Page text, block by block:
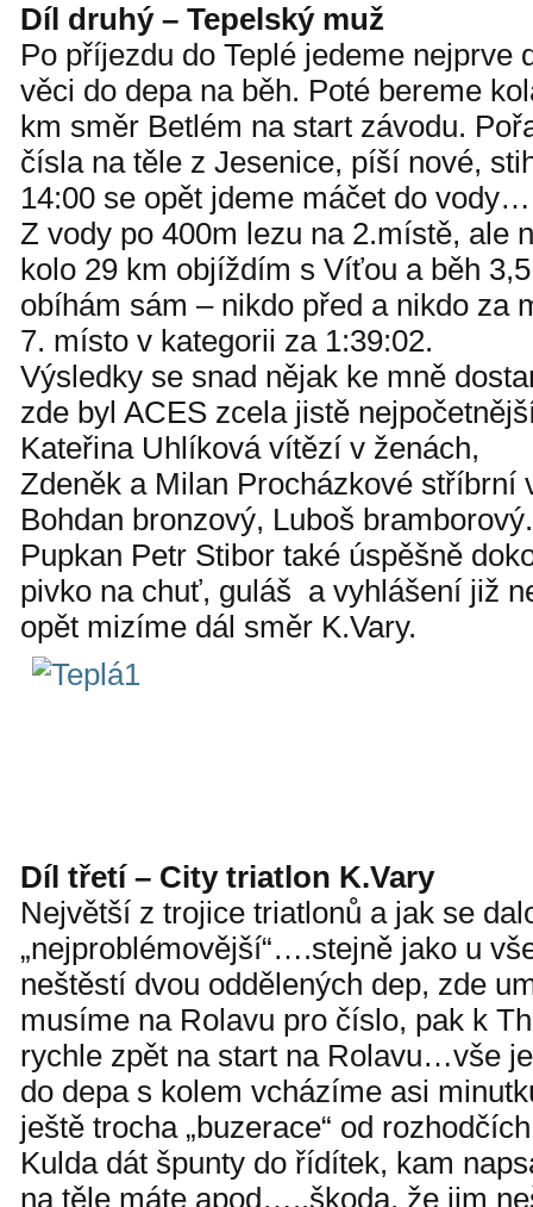
Díl druhý – Tepelský muž
Po příjezdu do Teplé jedeme nejprve
věci do depa na běh. Poté bereme
km směr Betlém na start závodu.
čísla na těle z Jesenice, píší nové,
14:00 se opět jdeme máčet do vody…
Z vody po 400m lezu na 2.místě, ale
kolo 29 km objíždím s Víťou a běh
obíhám sám – nikdo před a nikdo za
7. místo v kategorii za 1:39:02.
Výsledky se snad nějak ke mně
zde byl ACES zcela jistě
Kateřina Uhlíková vítězí v ženách,
Zdeněk a Milan Procházkové stříbrní
Bohdan bronzový, Luboš bramborový.
Pupkan Petr Stibor také úspěšně
pivko na chuť, guláš a vyhlášení již
opět mizíme dál směr K.Vary.
Díl třetí – City triatlon K.Vary
Největší z trojice triatlonů a jak se
„nejproblémovější“….stejně jako u
neštěstí dvou oddělených dep, zde
musíme na Rolavu pro číslo, pak k
rychle zpět na start na Rolavu…vše
do depa s kolem vcházíme asi
ještě trocha „buzerace“ od
Kulda dát špunty do řídítek, kam
na těle máte apod…..škoda, že jim